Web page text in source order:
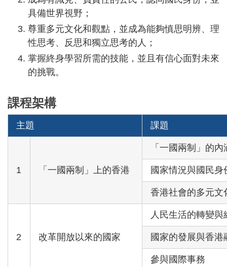
具備世界視野；
尊重多元文化和觀點，並成為能夠慎思明辨、理
性思考、反思和獨立思考的人；
掌握終身學習所需的技能，並且有信心面對未來
的挑戰。
課程架構
主題 課題
1 「一國兩制」上的香港
「一國兩制」的
國家情況與國民身
香港社會的多元文
2 改革開放以來的國家
人民生活的轉變與
國家的發展與香
參與國際事務